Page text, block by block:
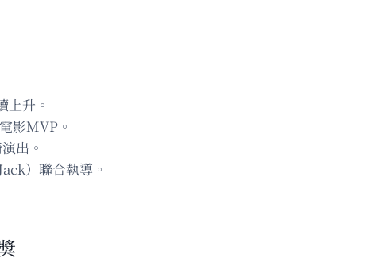
上升。
影MVP。
出。
）聯合執導。